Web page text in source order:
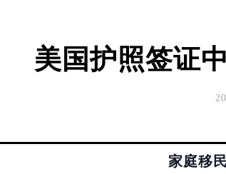
美国护照签证
家庭移